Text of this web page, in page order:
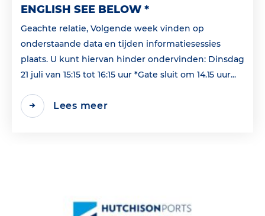
ENGLISH SEE BELOW *
Geachte relatie, Volgende week vinden op
onderstaande data en tijden informatiesessies
plaats. U kunt hiervan hinder ondervinden: Dinsdag
21 juli van 15:15 tot 16:15 uur *Gate sluit om 14.15 uur...
Lees meer